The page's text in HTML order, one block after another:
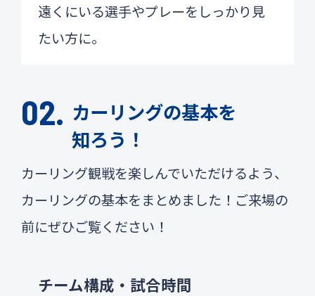
遠くにいる選手やプレーをしっかり見
たい方に。
カーリングの基本を
知ろう！
カーリング観戦を楽しんでいただけるよう、
カーリングの基本をまとめました！ご来場の
前にぜひご覧ください！
チーム構成・試合時間